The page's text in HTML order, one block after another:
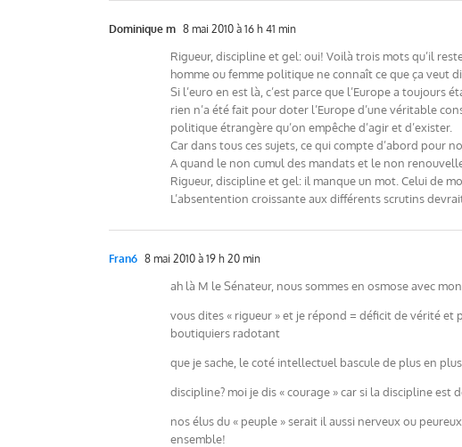
Dominique m 8 mai 2010 à 16 h 41 min
Rigueur, discipline et gel: oui! Voilà trois mots qu’il
homme ou femme politique ne connaît ce que ça veut
Si l’euro en est là, c’est parce que l’Europe a
rien n’a été fait pour doter l’Europe d’une véritable
politique étrangère qu’on empêche d’agir et d’exister.
Car dans tous ces sujets, ce qui compte d’abord pour
A quand le non cumul des mandats et le non
Rigueur, discipline et gel: il manque un mot. Celui de
L’absentention croissante aux différents scrutins
Fran6 8 mai 2010 à 19 h 20 min
ah là M le Sénateur, nous sommes en osmose avec
vous dites « rigueur » et je répond = déficit de vérité
boutiquiers radotant
que je sache, le coté intellectuel bascule de plus en
discipline? moi je dis « courage » car si la discipline
nos élus du « peuple » serait il aussi nerveux ou
ensemble!